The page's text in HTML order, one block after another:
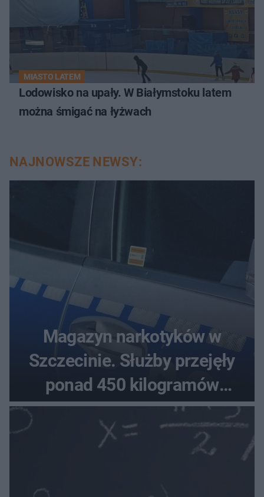
MIASTO LATEM
Lodowisko na upały. W Białymstoku latem
można śmigać na łyżwach
NAJNOWSZE NEWSY:
Magazyn narkotyków w
Szczecinie. Służby przejęły
ponad 450 kilogramów
towaru